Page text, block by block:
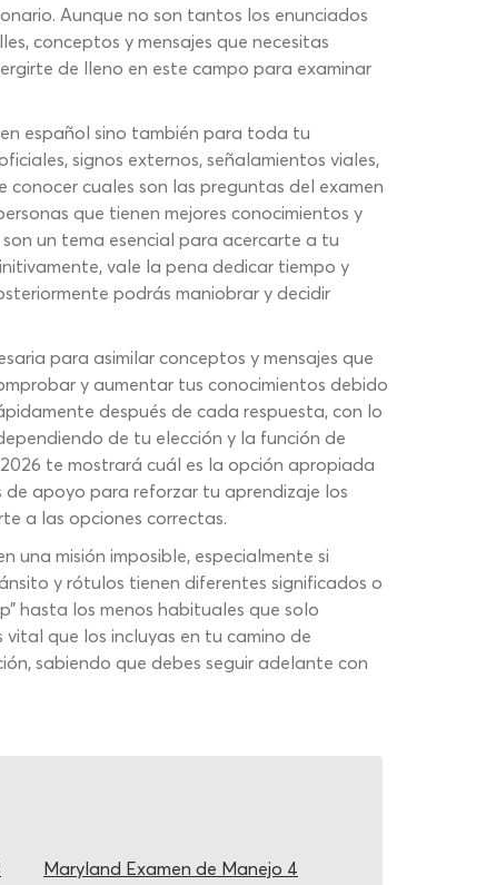
Aunque no son tantos los enunciados
conceptos y mensajes que necesitas
de lleno en este campo para examinar
español sino también para toda tu
signos externos, señalamientos viales,
cuales son las preguntas del examen
que tienen mejores conocimientos y
un tema esencial para acercarte a tu
vale la pena dedicar tiempo y
podrás maniobrar y decidir
para asimilar conceptos y mensajes que
y aumentar tus conocimientos debido
después de cada respuesta, con lo
de tu elección y la función de
te mostrará cuál es la opción apropiada
apoyo para reforzar tu aprendizaje los
a las opciones correctas.
una misión imposible, especialmente si
y rótulos tienen diferentes significados o
hasta los menos habituales que solo
que los incluyas en tu camino de
sabiendo que debes seguir adelante con
Maryland Examen de Manejo 4